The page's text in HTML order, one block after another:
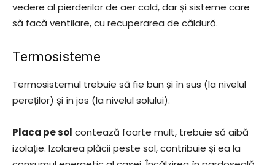
vedere al pierderilor de aer cald, dar și sisteme care
să facă ventilare, cu recuperarea de căldură.
Termosisteme
Termosistemul trebuie să fie bun și în sus (la nivelul
pereților) și în jos (la nivelul solului).
Placa pe sol contează foarte mult, trebuie să aibă
izolație. Izolarea plăcii peste sol, contribuie și ea la